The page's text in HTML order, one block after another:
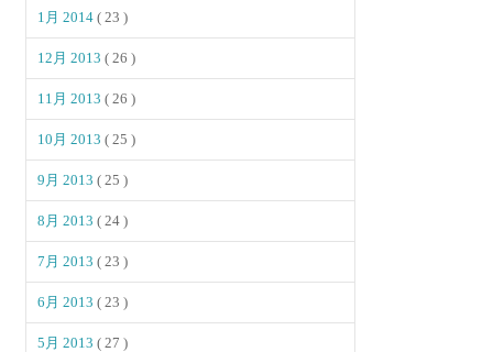
1月 2014( 23 )
12月 2013( 26 )
11月 2013( 26 )
10月 2013( 25 )
9月 2013( 25 )
8月 2013( 24 )
7月 2013( 23 )
6月 2013( 23 )
5月 2013( 27 )